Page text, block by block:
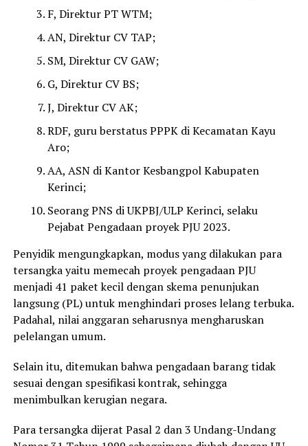
F, Direktur PT WTM;
AN, Direktur CV TAP;
SM, Direktur CV GAW;
G, Direktur CV BS;
J, Direktur CV AK;
RDF, guru berstatus PPPK di Kecamatan Kayu
Aro;
AA, ASN di Kantor Kesbangpol Kabupaten
Kerinci;
Seorang PNS di UKPBJ/ULP Kerinci, selaku
Pejabat Pengadaan proyek PJU 2023.
Penyidik mengungkapkan, modus yang dilakukan para
tersangka yaitu memecah proyek pengadaan PJU
menjadi 41 paket kecil dengan skema penunjukan
langsung (PL) untuk menghindari proses lelang terbuka.
Padahal, nilai anggaran seharusnya mengharuskan
pelelangan umum.
Selain itu, ditemukan bahwa pengadaan barang tidak
sesuai dengan spesifikasi kontrak, sehingga
menimbulkan kerugian negara.
Para tersangka dijerat Pasal 2 dan 3 Undang-Undang